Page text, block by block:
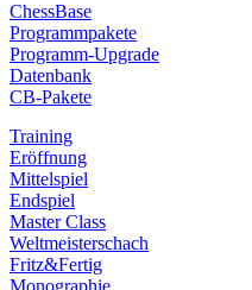
ChessBase
Programmpakete
Programm-Upgrade
Datenbank
CB-Pakete
Training
Eröffnung
Mittelspiel
Endspiel
Master Class
Weltmeisterschach
Fritz&Fertig